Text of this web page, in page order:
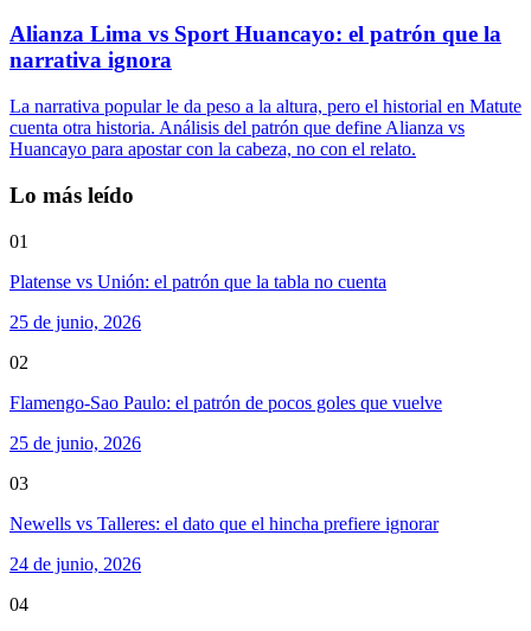
Alianza Lima vs Sport Huancayo: el patrón que la
narrativa ignora
La narrativa popular le da peso a la altura, pero el historial en Matute
cuenta otra historia. Análisis del patrón que define Alianza vs
Huancayo para apostar con la cabeza, no con el relato.
Lo más leído
01
Platense vs Unión: el patrón que la tabla no cuenta
25 de junio, 2026
02
Flamengo-Sao Paulo: el patrón de pocos goles que vuelve
25 de junio, 2026
03
Newells vs Talleres: el dato que el hincha prefiere ignorar
24 de junio, 2026
04